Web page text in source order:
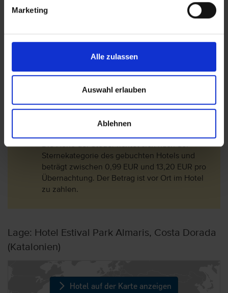
Marketing
Alle zulassen
Auswahl erlauben
Ablehnen
Bitte beachten Sie, dass die Dachterrase des
Hotels Estival Park Almaris nur im Zeitraum
zur Strandpromenade zu erweitern und zu
verbessern (es betrifft die Straße neben dem
Der Zugang zum Strand, ist auch während der
Bauarbeiten gewährleistet und bleibt geöffnet.
Seit November 2012 wird für Reisende ab 17
Die Höhe der Steuer richtet sich nach der
Sternekategorie des gebuchten Hotels und
beträgt zwischen 0,99 EUR und 13,20 EUR pro
Übernachtung. Der Betrag ist vor Ort im Hotel
zu zahlen.
Lage: Hotel Estival Park Almaris, Costa Dorada
(Katalonien)
Hotel auf der Karte anzeigen